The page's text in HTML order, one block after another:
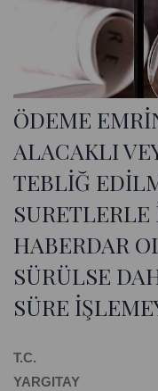
ÖDEME
ALACAKLI
TEBLİĞ
HABERDAR
SÜRÜLSE
SÜRE
T.C.
YARGITAY